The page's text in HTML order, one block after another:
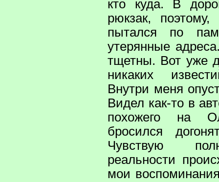
кто куда. В
рюкзак,
пытался по
утерянные
тщетны. Вот уже
никаких
Внутри меня
Видел как-то в
похожего на
бросился
Чувствую
реальности
мои